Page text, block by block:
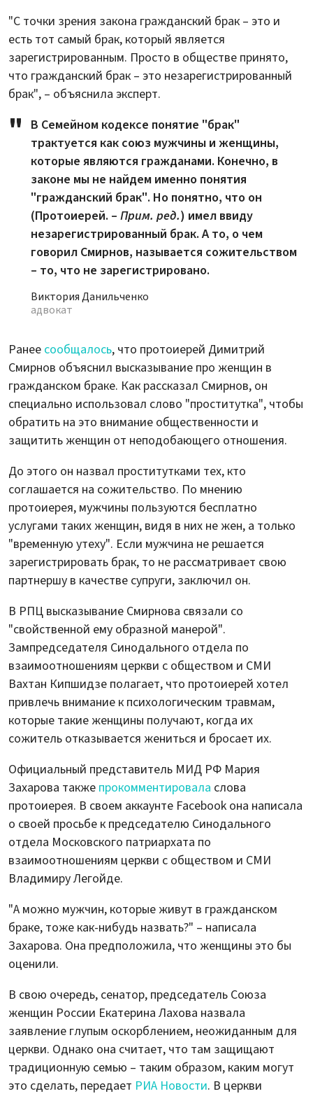
"С точки зрения закона гражданский брак – это и
есть тот самый брак, который является
зарегистрированным. Просто в обществе принято,
что гражданский брак – это незарегистрированный
брак", – объяснила эксперт.
В Семейном кодексе понятие "брак"
трактуется как союз мужчины и женщины,
которые являются гражданами. Конечно, в
законе мы не найдем именно понятия
"гражданский брак". Но понятно, что он
(Протоиерей. – Прим. ред.) имел ввиду
незарегистрированный брак. А то, о чем
говорил Смирнов, называется сожительством
– то, что не зарегистрировано.
Виктория Данильченко
адвокат
Ранее сообщалось, что протоиерей Димитрий
Смирнов объяснил высказывание про женщин в
гражданском браке. Как рассказал Смирнов, он
специально использовал слово "проститутка", чтобы
обратить на это внимание общественности и
защитить женщин от неподобающего отношения.
До этого он назвал проститутками тех, кто
соглашается на сожительство. По мнению
протоиерея, мужчины пользуются бесплатно
услугами таких женщин, видя в них не жен, а только
"временную утеху". Если мужчина не решается
зарегистрировать брак, то не рассматривает свою
партнершу в качестве супруги, заключил он.
В РПЦ высказывание Смирнова связали со
"свойственной ему образной манерой".
Зампредседателя Синодального отдела по
взаимоотношениям церкви с обществом и СМИ
Вахтан Кипшидзе полагает, что протоиерей хотел
привлечь внимание к психологическим травмам,
которые такие женщины получают, когда их
сожитель отказывается жениться и бросает их.
Официальный представитель МИД РФ Мария
Захарова также прокомментировала слова
протоиерея. В своем аккаунте Facebook она написала
о своей просьбе к председателю Синодального
отдела Московского патриархата по
взаимоотношениям церкви с обществом и СМИ
Владимиру Легойде.
"А можно мужчин, которые живут в гражданском
браке, тоже как-нибудь назвать?" – написала
Захарова. Она предположила, что женщины это бы
оценили.
В свою очередь, сенатор, председатель Союза
женщин России Екатерина Лахова назвала
заявление глупым оскорблением, неожиданным для
церкви. Однако она считает, что там защищают
традиционную семью – таким образом, каким могут
это сделать, передает РИА Новости. В церкви